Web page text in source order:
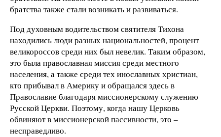
братства также стали возникать и развиваться.
Под духовным водительством святителя Тихона
находились люди разных национальностей, процент
великороссов среди них был невелик. Таким образом,
это была православная миссия среди местного
населения, а также среди тех инославных христиан,
кто прибывал в Америку и обращался здесь в
Православие благодаря миссионерскому служению
Русской Церкви. Поэтому, когда нашу Церковь
обвиняют в миссионерской пассивности, это –
несправедливо.